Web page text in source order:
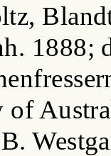
1888;
of